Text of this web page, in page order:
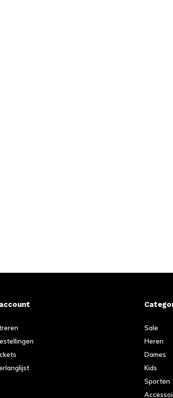
Sale
Heren
Dames
Kids
Sporten